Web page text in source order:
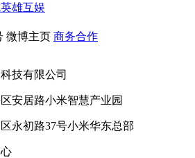
英雄互娱
微博主页 商务合作
技有限公司
安居路小米智慧产业园
永初路37号小米华东总部